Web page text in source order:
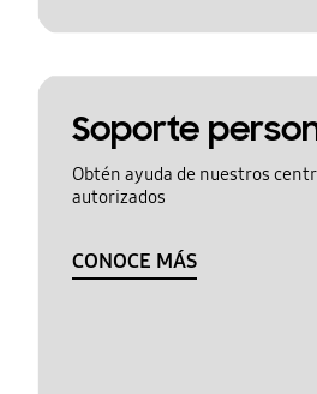
Soporte
Obtén ayuda de nuestros
autorizados
CONOCE MÁS